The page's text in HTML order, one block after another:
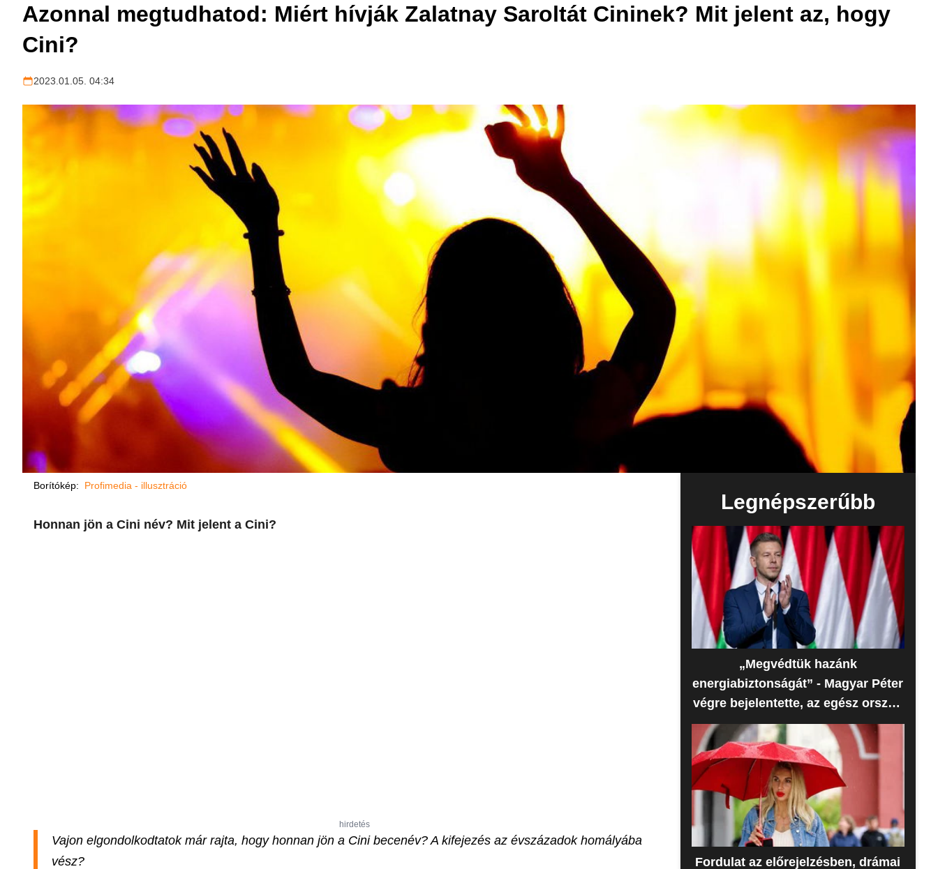
Azonnal megtudhatod: Miért hívják Zalatnay Saroltát Cininek? Mit jelent az, hogy
Cini?
2023.01.05. 04:34
Borítókép: Profimedia - illusztráció
Honnan jön a Cini név? Mit jelent a Cini?
hirdetés
Vajon elgondolkodtatok már rajta, hogy honnan jön a Cini becenév? A kifejezés az évszázadok homályába
vész?
Legnépszerűbb
„Megvédtük hazánk
energiabiztonságát” - Magyar Péter
végre bejelentette, az egész ország
erre várt
Fordulat az előrejelzésben, drámai